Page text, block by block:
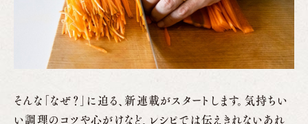
そんな「なぜ？」に迫る、新連載がスタートします。気持ちい
い調理のコツや心がけなど、レシピでは伝えきれないあれ